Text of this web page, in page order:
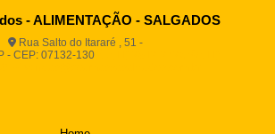
- ALIMENTAÇÃO - SALGADOS
Rua Salto do Itararé , 51 -
- CEP: 07132-130